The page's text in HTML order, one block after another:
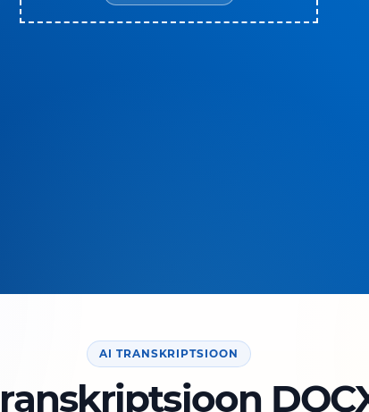
AI TRANSKRIPTSIOON